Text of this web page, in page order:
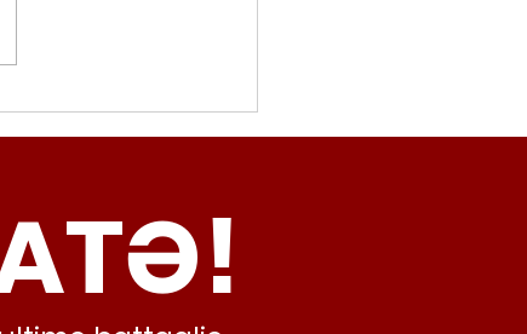
(Radicali Roma):
al caos e